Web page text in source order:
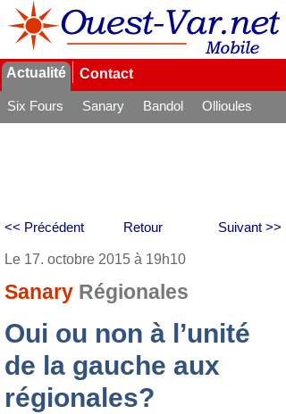
Actualité Contact
Six Fours Sanary Bandol
Ollioules
Retour
<< Précédent Suivant >>
Le 17. octobre 2015 à 19h10
Sanary Régionales
Oui ou non à l’unité
de la gauche aux
régionales?